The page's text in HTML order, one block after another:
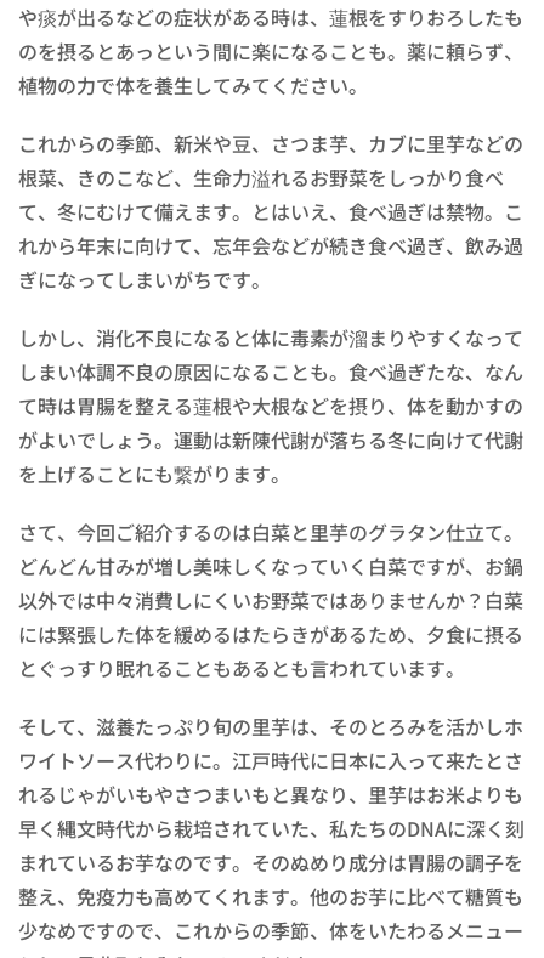
や痰が出るなどの症状がある時は、蓮根をすりおろしたも
のを摂るとあっという間に楽になることも。薬に頼らず、
植物の力で体を養生してみてください。
これからの季節、新米や豆、さつま芋、カブに里芋などの
根菜、きのこなど、生命力溢れるお野菜をしっかり食べ
て、冬にむけて備えます。とはいえ、食べ過ぎは禁物。こ
れから年末に向けて、忘年会などが続き食べ過ぎ、飲み過
ぎになってしまいがちです。
しかし、消化不良になると体に毒素が溜まりやすくなって
しまい体調不良の原因になることも。食べ過ぎたな、なん
て時は胃腸を整える蓮根や大根などを摂り、体を動かすの
がよいでしょう。運動は新陳代謝が落ちる冬に向けて代謝
を上げることにも繋がります。
さて、今回ご紹介するのは白菜と里芋のグラタン仕立て。
どんどん甘みが増し美味しくなっていく白菜ですが、お鍋
以外では中々消費しにくいお野菜ではありませんか？白菜
には緊張した体を緩めるはたらきがあるため、夕食に摂る
とぐっすり眠れることもあるとも言われています。
そして、滋養たっぷり旬の里芋は、そのとろみを活かしホ
ワイトソース代わりに。江戸時代に日本に入って来たとさ
れるじゃがいもやさつまいもと異なり、里芋はお米よりも
早く縄文時代から栽培されていた、私たちのDNAに深く刻
まれているお芋なのです。そのぬめり成分は胃腸の調子を
整え、免疫力も高めてくれます。他のお芋に比べて糖質も
少なめですので、これからの季節、体をいたわるメニュー